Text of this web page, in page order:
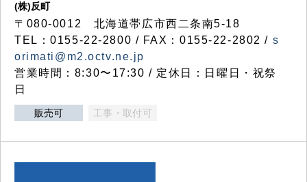
(株)反町
〒080-0012 北海道帯広市西二条南5-18
TEL：0155-22-2800 / FAX：0155-22-2802 / s
orimati@m2.octv.ne.jp
営業時間：8:30〜17:30 / 定休日：日曜日・祝祭
日
販売可 工事・取付可